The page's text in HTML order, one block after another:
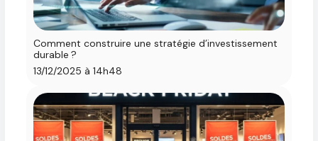
Comment construire une stratégie d’investissement
durable ?
13/12/2025 à 14h48